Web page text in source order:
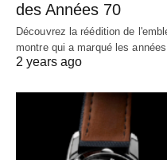
des Années 70
Découvrez la réédition de
montre qui a marqué les
2 years ago